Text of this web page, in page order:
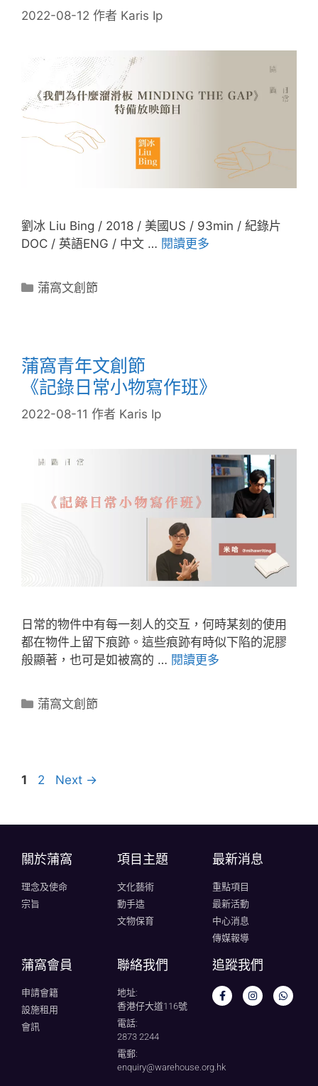
2022-08-12 作者 Karis Ip
劉冰 Liu Bing / 2018 / 美國US / 93min / 紀錄片
DOC / 英語ENG / 中文 … 閱讀更多
蒲窩文創節
蒲窩青年文創節
《記錄日常小物寫作班》
2022-08-11 作者 Karis Ip
日常的物件中有每一刻人的交互，何時某刻的使用
都在物件上留下痕跡。這些痕跡有時似下陷的泥膠
般顯著，也可是如被窩的 … 閱讀更多
蒲窩文創節
1 2 Next →
關於蒲窩​
理念及使命
宗旨
項目主題
文化藝術
動手造
文物保育
最新消息
重點項目
最新活動
中心消息
傳媒報導
蒲窩會員
申請會籍
設施租用
會訊
聯絡我們
地址:
香港仔大道116號
電話:
2873 2244
電郵:
enquiry@warehouse.org.hk
追蹤我們